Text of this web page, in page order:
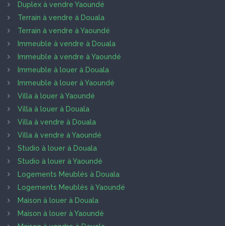
Duplex à vendre Yaoundé
Terrain à vendre à Douala
Terrain à vendre à Yaoundé
Immeuble à vendre à Douala
Immeuble à vendre à Yaoundé
Immeuble à louer à Douala
Immeuble à louer à Yaoundé
Villa à louer à Yaoundé
Villa à louer à Douala
Villa à vendre à Douala
Villa à vendre à Yaoundé
Studio à louer à Douala
Studio à louer à Yaoundé
Logements Meublés à Douala
Logements Meublés à Yaoundé
Maison à louer à Douala
Maison à louer à Yaoundé